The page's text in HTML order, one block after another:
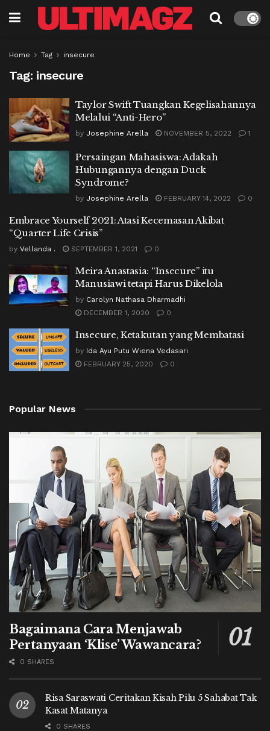
Home Tag insecure
Tag: insecure
Taylor Swift Tuangkan Kegelisahannya
Melalui “Anti-Hero”
by Josephine Arella NOVEMBER 5, 2022 1
Persaingan Mahasiswa: Adakah
Hubungannya dengan Duck
Syndrome?
by Josephine Arella FEBRUARY 14, 2022 0
Embrace Yourself 2021: Atasi Kecemasan Akibat
“Quarter Life Crisis”
by Vellanda . SEPTEMBER 1, 2021 0
Meira Anastasia: “Insecure” itu
Manusiawi tetapi Harus Dikelola
by Carolyn Nathasa Dharmadhi
DECEMBER 1, 2020
0
Insecure, Ketakutan yang Membatasi
by Ida Ayu Putu Wiena Vedasari
FEBRUARY 25, 2020
0
Popular News
Bagaimana Cara Menjawab
Pertanyaan ‘Klise’ Wawancara?
0 SHARES
Risa Saraswati Ceritakan Kisah Pilu 5 Sahabat Tak
Kasat Matanya
0 SHARES